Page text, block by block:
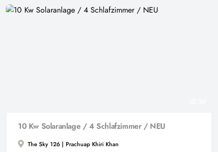
10 Kw Solaranlage / 4 Schlafzimmer / NEU
The Sky 126 | Prachuap Khiri Khan